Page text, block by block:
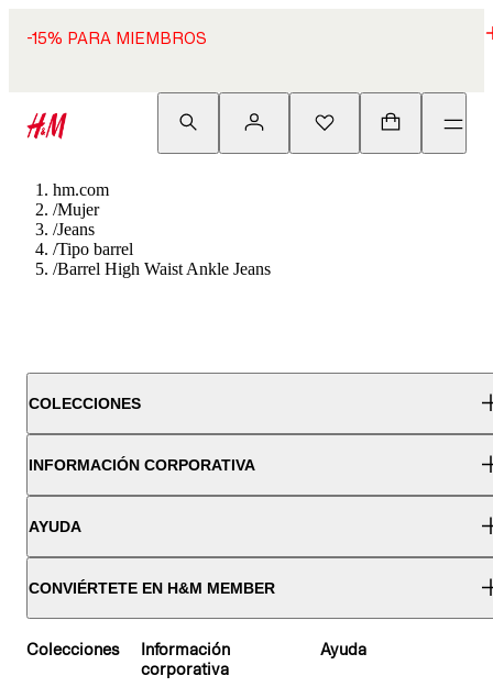
-15% PARA MIEMBROS
hm.com
/Mujer
/Jeans
/Tipo barrel
/Barrel High Waist Ankle Jeans
COLECCIONES
INFORMACIÓN CORPORATIVA
AYUDA
CONVIÉRTETE EN H&M MEMBER
Colecciones
Información
corporativa
Ayuda